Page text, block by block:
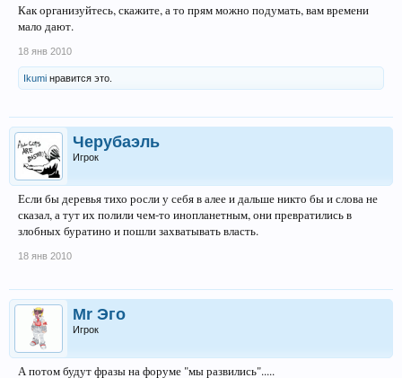
Как организуйтесь, скажите, а то прям можно подумать, вам времени
мало дают.
18 янв 2010
Ikumi нравится это.
Черубаэль
Игрок
Если бы деревья тихо росли у себя в алее и дальше никто бы и слова не
сказал, а тут их полили чем-то инопланетным, они превратились в
злобных буратино и пошли захватывать власть.
18 янв 2010
Mr Эго
Игрок
А потом будут фразы на форуме "мы развились".....